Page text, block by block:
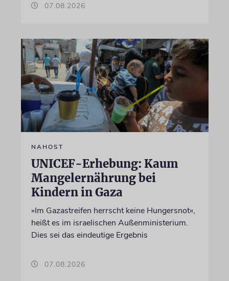
07.08.2026
NAHOST
UNICEF-Erhebung: Kaum
Mangelernährung bei
Kindern in Gaza
»Im Gazastreifen herrscht keine Hungersnot«,
heißt es im israelischen Außenministerium.
Dies sei das eindeutige Ergebnis
07.08.2026